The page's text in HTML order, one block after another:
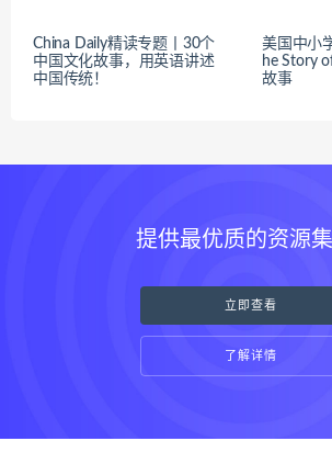
China Daily精读专题丨30个
中国文化故事，用英语讲述
中国传统！
美国中小
he Story
故事
提供最优质的资源
立即查看
了解详情